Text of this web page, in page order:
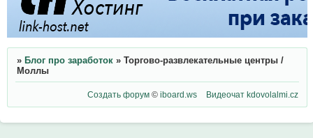
» Блог про заработок » Торгово-развлекательные центры /
Моллы
Создать форум ©iboard.ws Видеочат kdovolalmi.cz